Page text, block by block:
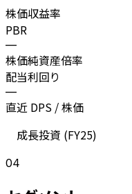
株価収益率
PBR
—
株価純資産倍率
配当利回り
—
直近 DPS / 株価
成長投資 (FY25)
04